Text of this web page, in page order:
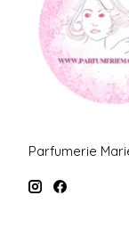
Parfumerie